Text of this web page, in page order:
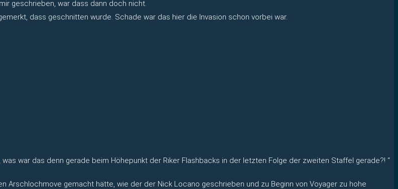
geschrieben, war dass dann doch nicht.
dass geschnitten wurde. Schade war das hier die Invasion schon vorbei war.
war das denn gerade beim Höhepunkt der Riker Flashbacks in der letzten Folge der zweiten Staffel gerade?! “
Arschlochmove gemacht hätte, wie der der Nick Locano geschrieben und zu Beginn von Voyager zu hohe